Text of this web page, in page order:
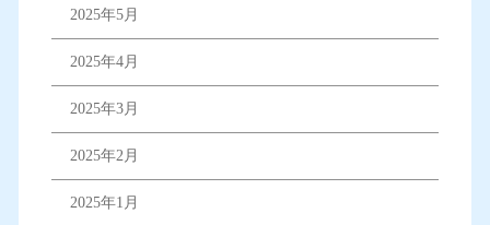
2025年5月
2025年4月
2025年3月
2025年2月
2025年1月